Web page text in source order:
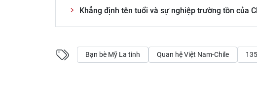
Khẳng định tên tuổi và sự nghiệp trường tồn của
Bạn bè Mỹ La tinh Quan hệ Việt Nam-Chile